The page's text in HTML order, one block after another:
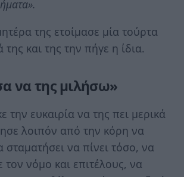
της ετοίμασε μία τούρτα
της και της την πήγε η ίδια.
να της μιλήσω»
την ευκαιρία να της πει μερικά
λοιπόν από την κόρη να
σταματήσει να πίνει τόσο, να
τον νόμο και επιτέλους, να